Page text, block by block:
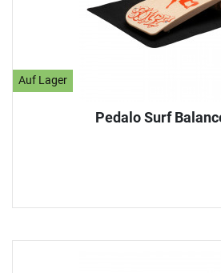
Auf Lager
Pedalo Surf